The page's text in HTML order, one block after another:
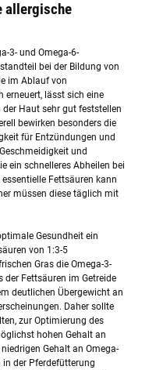
allergische
3- und Omega-6-
bei der Bildung von
im Ablauf von
erneuert, lässt sich eine
Haut sehr gut feststellen
bewirken besonders die
für Entzündungen und
und
ein schnelleres Abheilen bei
Fettsäuren kann
müssen diese täglich mit
Gesundheit ein
von 1:3-5
Gras die Omega-3-
der Fettsäuren im Getreide
deutlichen Übergewicht an
Daher sollte
zur Optimierung des
hohen Gehalt an
Gehalt an Omega-
in der Pferdefütterung